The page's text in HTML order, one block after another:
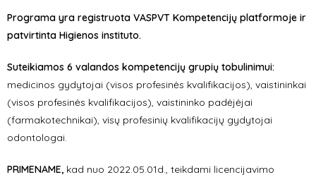
Programa yra registruota VASPVT Kompetencijų platformoje ir
patvirtinta Higienos instituto.
Suteikiamos 6 valandos kompetencijų grupių tobulinimui:
medicinos gydytojai (visos profesinės kvalifikacijos), vaistininkai
(visos profesinės kvalifikacijos), vaistininko padėjėjai
(farmakotechnikai), visų profesinių kvalifikacijų gydytojai
odontologai.
PRIMENAME, kad nuo 2022.05.01d., teikdami licencijavimo